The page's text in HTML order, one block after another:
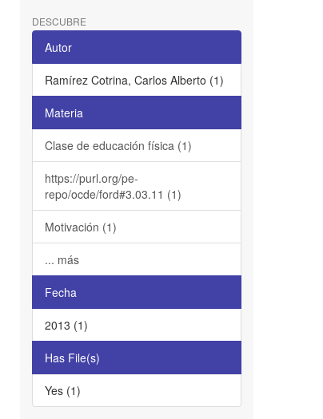
DESCUBRE
Autor
Ramírez Cotrina, Carlos Alberto (1)
Materia
Clase de educación física (1)
https://purl.org/pe-
repo/ocde/ford#3.03.11 (1)
Motivación (1)
... más
Fecha
2013 (1)
Has File(s)
Yes (1)